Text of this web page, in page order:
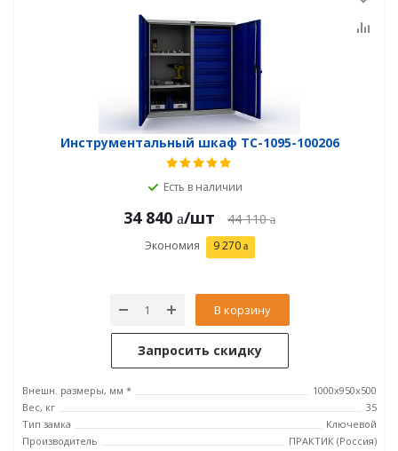
Инструментальный шкаф TC-1095-100206
Есть в наличии
34 840 /шт 44 110
Экономия 9 270
В корзину
Запросить скидку
Внешн. размеры, мм *
1000x950x500
Вес, кг
35
Тип замка
Ключевой
Производитель
ПРАКТИК (Россия)